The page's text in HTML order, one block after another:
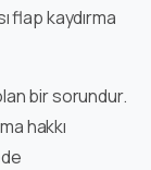
flap kaydırma
bir sorundur.
hakkı